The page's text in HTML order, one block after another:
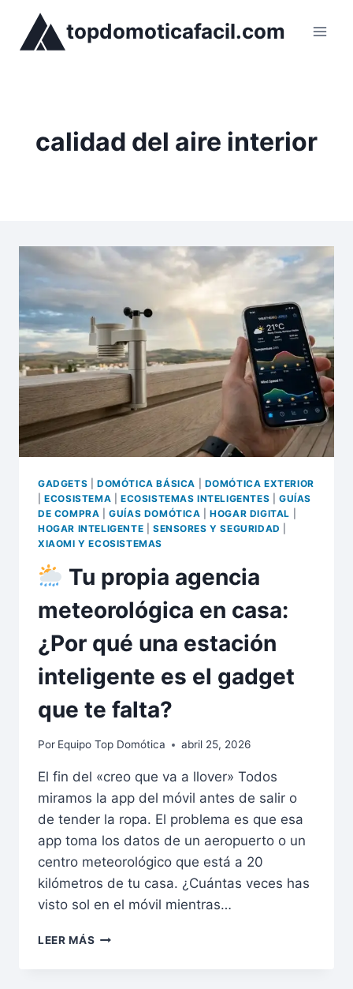
contenido
topdomoticafacil.com
calidad del aire interior
GADGETS DOMÓTICA BÁSICA
DOMÓTICA EXTERIOR
|ECOSISTEMA ECOSISTEMAS INTELIGENTES |GUÍAS
DE COMPRA |GUÍAS DOMÓTICA |HOGAR DIGITAL
HOGAR INTELIGENTE
SENSORES Y SEGURIDAD
XIAOMI Y ECOSISTEMAS
Tu propia agencia
meteorológica en casa:
¿Por qué una estación
inteligente es el gadget
que te falta?
Por Equipo Top Domótica abril 25, 2026
El fin del «creo que va a llover» Todos
miramos la app del móvil antes de salir o
de tender la ropa. El problema es que esa
app toma los datos de un aeropuerto o un
centro meteorológico que está a 20
kilómetros de tu casa. ¿Cuántas veces has
visto sol en el móvil mientras…
LEER MÁS